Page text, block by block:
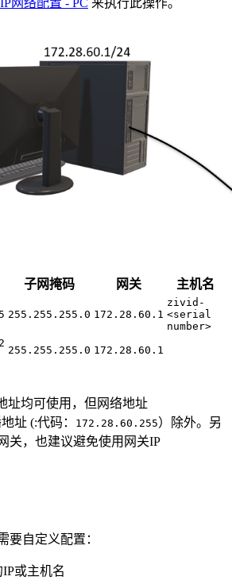
网络配置 - PC 来执行此操作。
子网掩码 网关
主机名
255.255.255.0 172.28.60.1
zivid-
<serial
number>
255.255.255.0 172.28.60.1
址均可使用，但网络地址
址 (:代码： 172.28.60.255）除外。另
关，也建议避免使用网关IP
要自定义配置：
或主机名